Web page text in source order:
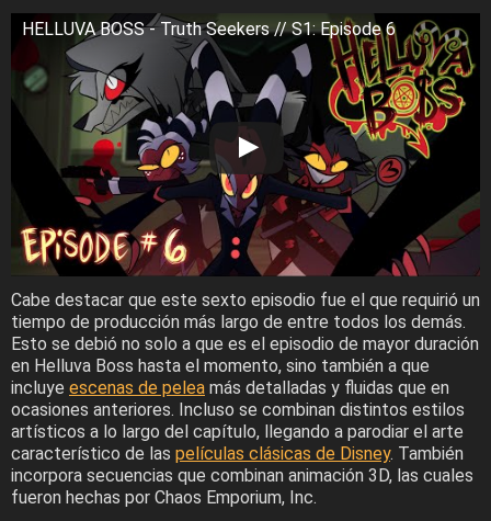
HELLUVA BOSS - Truth Seekers // S1: Episode 6
Cabe destacar que este sexto episodio fue el que requirió un
tiempo de producción más largo de entre todos los demás.
Esto se debió no solo a que es el episodio de mayor duración
en Helluva Boss hasta el momento, sino también a que
incluye escenas de pelea más detalladas y fluidas que en
ocasiones anteriores. Incluso se combinan distintos estilos
artísticos a lo largo del capítulo, llegando a parodiar el arte
característico de las películas clásicas de Disney. También
incorpora secuencias que combinan animación 3D, las cuales
fueron hechas por Chaos Emporium, Inc.